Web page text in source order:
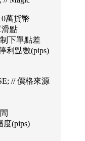
萬貨幣
滑點
制下單點差
利點數(pips)
// 價格來源
度(pips)